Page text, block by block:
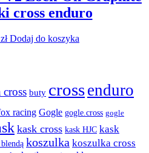
cross enduro
zł Dodaj do koszyka
cross buty crossenduro
racing Gogle gogle.cross gogle
kask cross kask HJC kask
koszulka koszulka cross